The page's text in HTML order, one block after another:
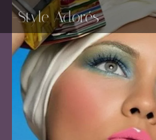
-Style Adorés